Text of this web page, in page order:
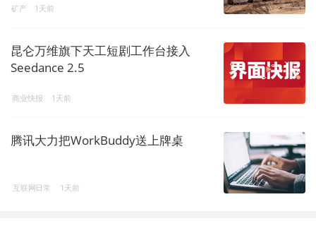
矿产 1天前
昆仑万维旗下天工短剧工作台接入
Seedance 2.5
商业快报 1天前
腾讯大力把WorkBuddy送上牌桌
互联网日常 1天前